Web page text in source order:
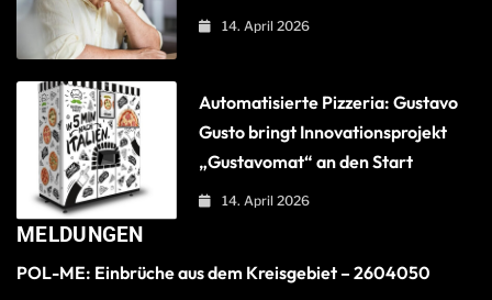
14. April 2026
Automatisierte Pizzeria: Gustavo
Gusto bringt Innovationsprojekt
„Gustavomat“ an den Start
14. April 2026
MELDUNGEN
POL-ME: Einbrüche aus dem Kreisgebiet – 2604050